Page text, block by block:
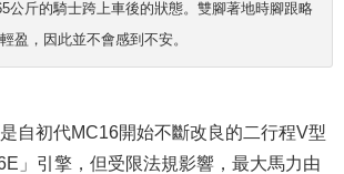
公斤的騎士跨上車後的狀態。雙腳著地時腳跟略
盈，因此並不會感到不安。
自初代MC16開始不斷改良的二行程V型
」引擎，但受限法規影響，最大馬力由